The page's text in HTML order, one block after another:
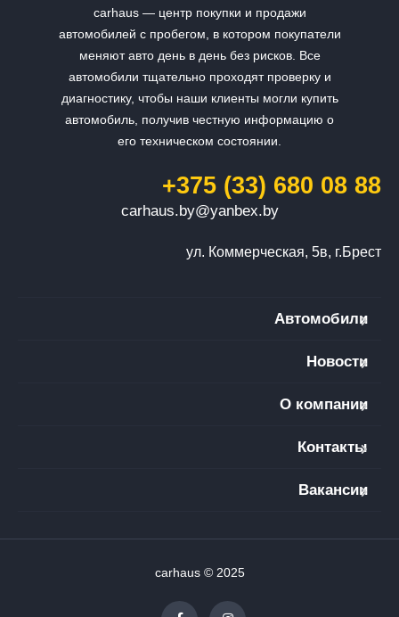
carhaus — центр покупки и продажи
автомобилей с пробегом, в котором покупатели
меняют авто день в день без рисков. Все
автомобили тщательно проходят проверку и
диагностику, чтобы наши клиенты могли купить
автомобиль, получив честную информацию о
его техническом состоянии.
+375 (33) 680 08 88
carhaus.by@yanbex.by
ул. Коммерческая, 5в, г.Брест
Автомобили
Новости
О компании
Контакты
Вакансии
carhaus © 2025